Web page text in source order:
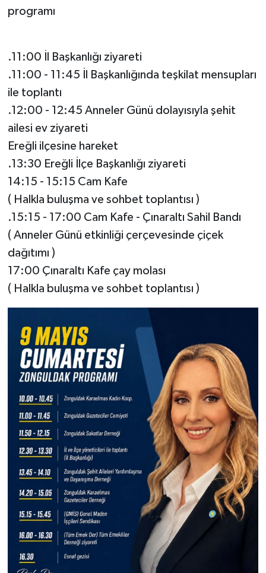
programı
.11:00 İl Başkanlığı ziyareti
.11:00 - 11:45 İl Başkanlığında teşkilat mensupları
ile toplantı
.12:00 - 12:45 Anneler Günü dolayısıyla şehit
ailesi ev ziyareti
Ereğli ilçesine hareket
.13:30 Ereğli İlçe Başkanlığı ziyareti
14:15 - 15:15 Cam Kafe
( Halkla buluşma ve sohbet toplantısı )
.15:15 - 17:00 Cam Kafe - Çınaraltı Sahil Bandı
( Anneler Günü etkinliği çerçevesinde çiçek
dağıtımı )
17:00 Çınaraltı Kafe çay molası
( Halkla buluşma ve sohbet toplantısı )